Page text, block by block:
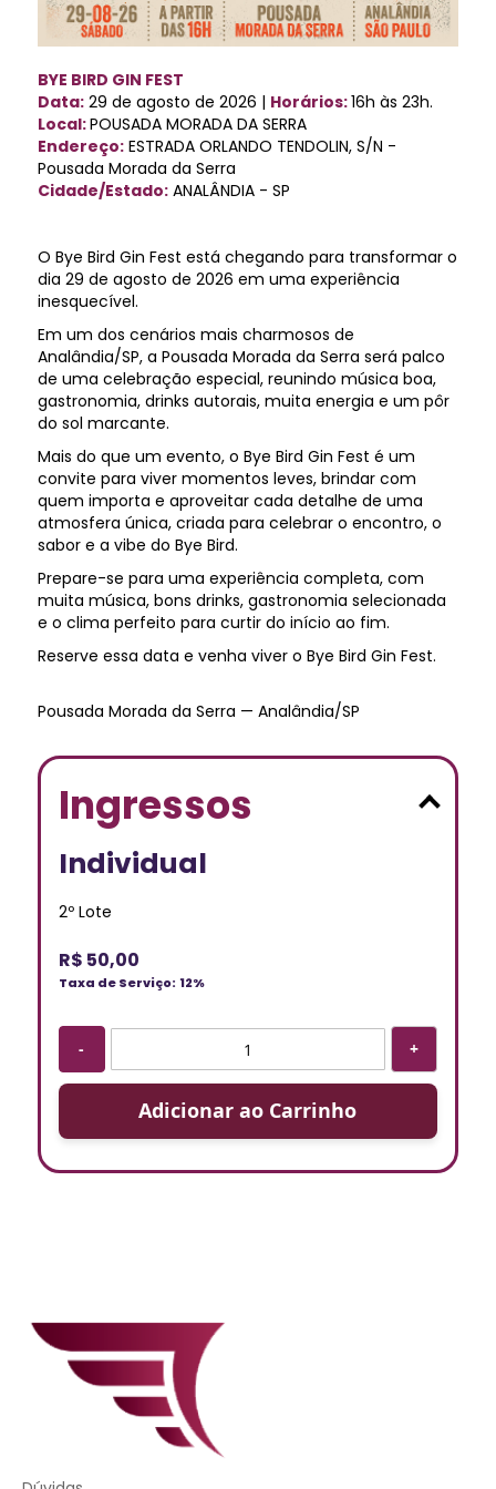
BYE BIRD GIN FEST
Data:29 de agosto de 2026 | Horários:16h às 23h.
Local:POUSADA MORADA DA SERRA
Endereço:ESTRADA ORLANDO TENDOLIN, S/N -
Pousada Morada da Serra
Cidade/Estado:ANALÂNDIA - SP
O Bye Bird Gin Fest está chegando para transformar o
dia 29 de agosto de 2026 em uma experiência
inesquecível.
Em um dos cenários mais charmosos de
Analândia/SP, a Pousada Morada da Serra será palco
de uma celebração especial, reunindo música boa,
gastronomia, drinks autorais, muita energia e um pôr
do sol marcante.
Mais do que um evento, o Bye Bird Gin Fest é um
convite para viver momentos leves, brindar com
quem importa e aproveitar cada detalhe de uma
atmosfera única, criada para celebrar o encontro, o
sabor e a vibe do Bye Bird.
Prepare-se para uma experiência completa, com
muita música, bons drinks, gastronomia selecionada
e o clima perfeito para curtir do início ao fim.
Reserve essa data e venha viver o Bye Bird Gin Fest.
Pousada Morada da Serra — Analândia/SP
Ingressos
Individual
2º Lote
R$ 50,00
Taxa de Serviço: 12%
- +
Adicionar ao Carrinho